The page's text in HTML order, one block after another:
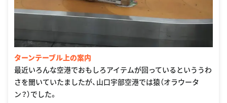
ターンテーブル上の案内
最近いろんな空港でおもしろアイテムが回っているといううわ
さを聞いていたましたが、山口宇部空港では猿（オラウータ
ン？）でした。